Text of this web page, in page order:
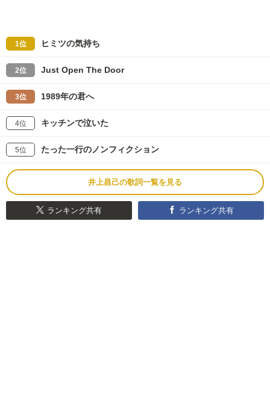
1位 ヒミツの気持ち
2位 Just Open The Door
3位 1989年の君へ
4位 キッチンで泣いた
5位 たった一行のノンフィクション
井上昌己の歌詞一覧を見る
ランキング共有 ランキング共有